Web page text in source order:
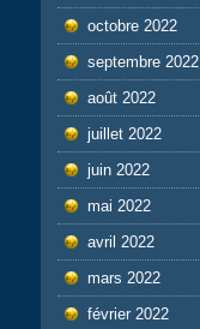
octobre 2022
septembre 2022
août 2022
juillet 2022
juin 2022
mai 2022
avril 2022
mars 2022
février 2022